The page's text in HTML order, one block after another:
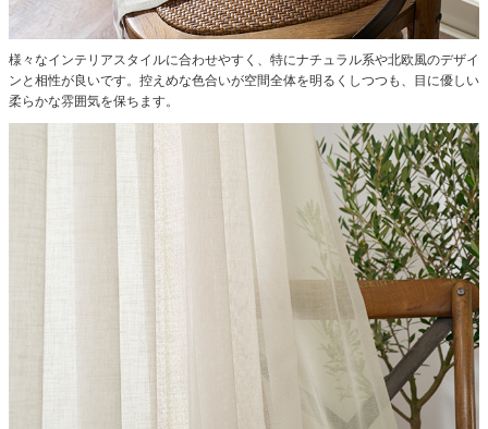
様々なインテリアスタイルに合わせやすく、特にナチュラル系や北欧風のデザイ
ンと相性が良いです。控えめな色合いが空間全体を明るくしつつも、目に優しい
柔らかな雰囲気を保ちます。